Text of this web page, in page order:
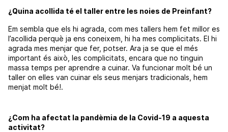
¿Quina acollida té el taller entre les noies de Preinfant?
Em sembla que els hi agrada, com mes tallers hem fet millor es
l’acollida perquè ja ens coneixem, hi ha mes complicitats. El hi
agrada mes menjar que fer, potser. Ara ja se que el més
important és això, les complicitats, encara que no tinguin
massa temps per aprendre a cuinar. Va funcionar molt bé un
taller on elles van cuinar els seus menjars tradicionals, hem
menjat molt bé!.
¿Com ha afectat la pandèmia de la Covid-19 a aquesta
activitat?